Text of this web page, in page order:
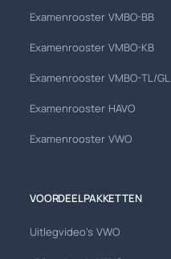
Examenrooster VMBO-BB
Examenrooster VMBO-KB
Examenrooster VMBO-TL/GL
Examenrooster HAVO
Examenrooster VWO
VOORDEELPAKKETTEN
Uitlegvideo's VWO